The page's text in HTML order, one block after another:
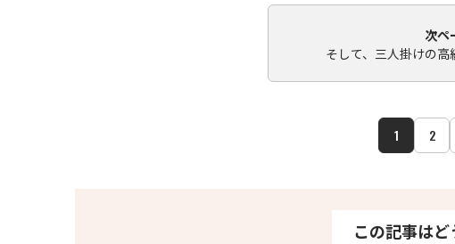
次ペ
そして、三人掛けの
1 2
この記事はど